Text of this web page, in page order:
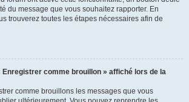
du message que vous souhaitez rapporter. En
trouverez toutes les étapes nécessaires afin de
Enregistrer comme brouillon » affiché lors de la
comme brouillons les messages que vous